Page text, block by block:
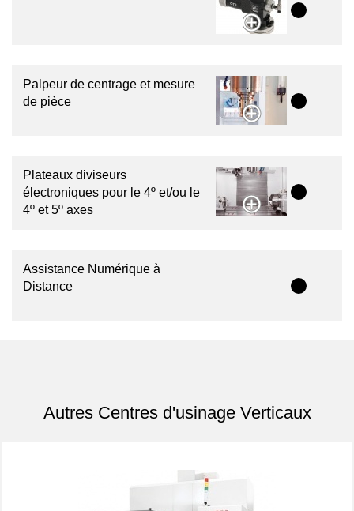
Palpeur de centrage et mesure
de pièce
Plateaux diviseurs
électroniques pour le 4º et/ou le
4º et 5º axes
Assistance Numérique à
Distance
Autres Centres d'usinage Verticaux